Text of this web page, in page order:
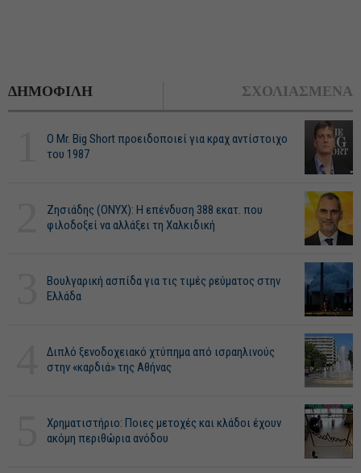
ΔΗΜΟΦΙΛΗ ΣΧΟΛΙΑΣΜΕΝΑ
O Mr. Big Short προειδοποιεί για κραχ αντίστοιχο
του 1987
Ζησιάδης (ONYX): Η επένδυση 388 εκατ. που
φιλοδοξεί να αλλάξει τη Χαλκιδική
Βουλγαρική ασπίδα για τις τιμές ρεύματος στην
Ελλάδα
Διπλό ξενοδοχειακό χτύπημα από ισραηλινούς
στην «καρδιά» της Αθήνας
Χρηματιστήριο: Ποιες μετοχές και κλάδοι έχουν
ακόμη περιθώρια ανόδου